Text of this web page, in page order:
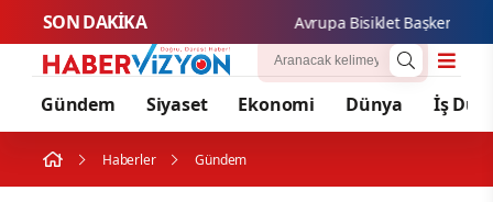
SON DAKİKA Avrupa Bisiklet Başkenti
Gündem Siyaset Ekonomi Dünya İş
Haberler Gündem